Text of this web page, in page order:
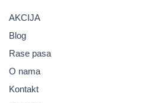
o
k
AKCIJA
Blog
Rase pasa
O nama
Kontakt